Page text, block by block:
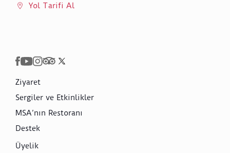
Yol Tarifi Al
Ziyaret
Sergiler ve Etkinlikler
MSA’nın Restoranı
Destek
Üyelik